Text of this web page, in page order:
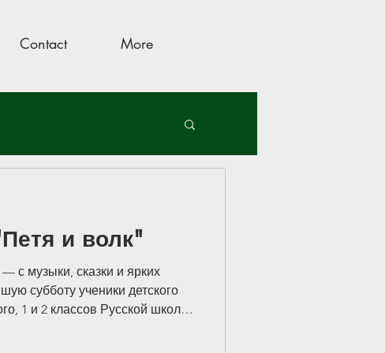
Contact More
по-настоящему
и волк"
с музыки, сказки и ярких
субботу ученики детского
1 и 2 классов Русской школы